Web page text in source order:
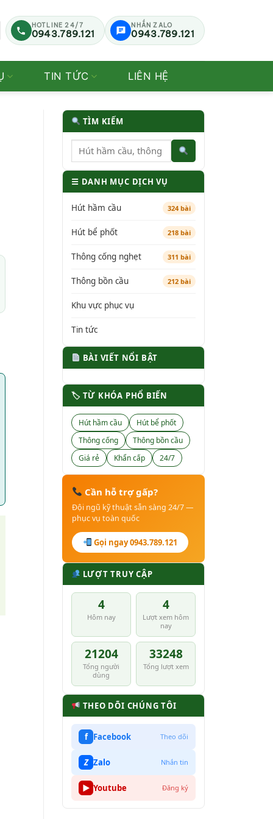
HOTLINE 24/7
0943.789.121
NHẮN ZALO
0943.789.121
TIN TỨC LIÊN HỆ
TÌM KIẾM
☰ DANH MỤC DỊCH VỤ
Hút hầm cầu 324 bài
Hút bể phốt 218 bài
Thông cống nghẹt 311 bài
Thông bồn cầu 212 bài
Khu vực phục vụ
Tin tức
BÀI VIẾT NỔI BẬT
🏷 TỪ KHÓA PHỔ BIẾN
Hút hầm cầu
Hút bể phốt
Thông cống
Thông bồn cầu
Giá rẻ
Khẩn cấp 24/7
Cần hỗ trợ gấp?
Đội ngũ kỹ thuật sẵn sàng 24/7 —
phục vụ toàn quốc
Gọi ngay 0943.789.121
LƯỢT TRUY CẬP
4
Hôm nay
4
Lượt xem hôm
nay
21204
Tổng người
dùng
33248
Tổng lượt xem
THEO DÕI CHÚNG TÔI
f Facebook Theo dõi
Z Zalo Nhắn tin
▶ Youtube Đăng ký